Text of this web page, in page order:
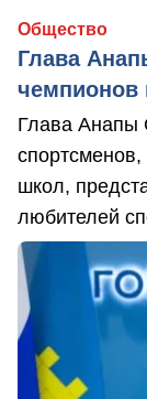
Общество
Глава
чемпионов
Глава Анапы
спортсменов,
школ,
любителей